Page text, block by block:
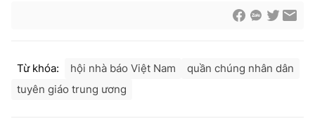
Từ khóa: hội nhà báo Việt Nam
quần chúng nhân dân
tuyên giáo trung ương